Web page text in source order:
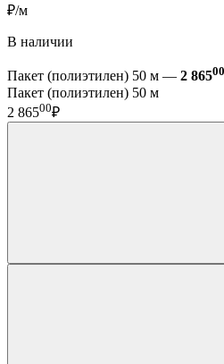
₽/м
В наличии
Пакет (полиэтилен) 50 м — 2 86500
Пакет (полиэтилен) 50 м
2 86500₽